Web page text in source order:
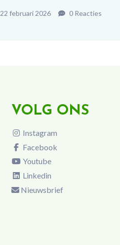
22 februari 2026 0 Reacties
VOLG ONS
Instagram
Facebook
Youtube
Linkedin
Nieuwsbrief